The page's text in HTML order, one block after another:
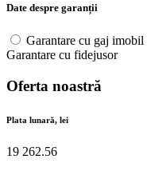
Date despre garanții
Garantare cu gaj imobil
Garantare cu fidejusor
Oferta noastră
Plata lunară, lei
19 262.56